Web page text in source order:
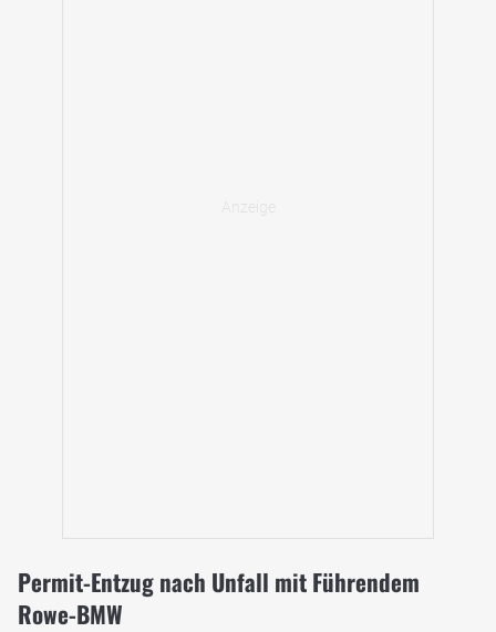
Permit-Entzug nach Unfall mit Führendem
Rowe-BMW